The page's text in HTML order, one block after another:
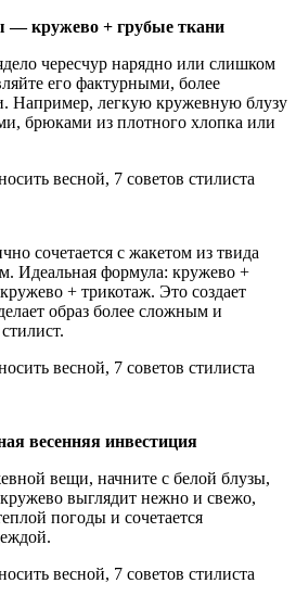
— кружево + грубые ткани
чересчур нарядно или слишком
его фактурными, более
Например, легкую кружевную блузу
брюками из плотного хлопка или
сочетается с жакетом из твида
Идеальная формула: кружево +
+ трикотаж. Это создает
образ более сложным и
весенняя инвестиция
вещи, начните с белой блузы,
выглядит нежно и свежо,
погоды и сочетается